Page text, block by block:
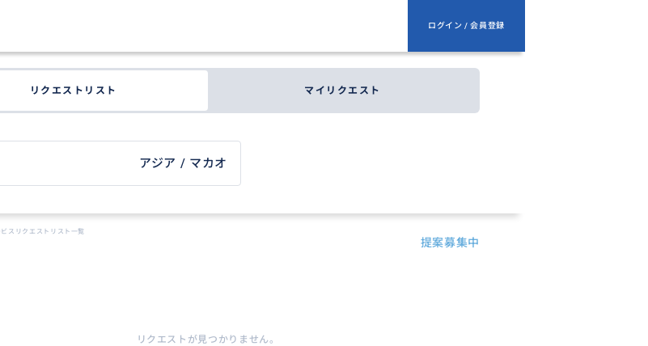
ログイン / 会員登録
リクエストリスト マイリクエスト
アジア / マカオ
スリクエストリスト一覧
提案募集中
リクエストが見つかりません。